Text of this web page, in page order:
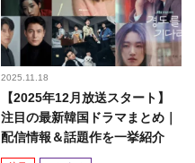
2025.11.18
【2025年12月放送スタート】
注目の最新韓国ドラマまとめ｜
配信情報＆話題作を一挙紹介